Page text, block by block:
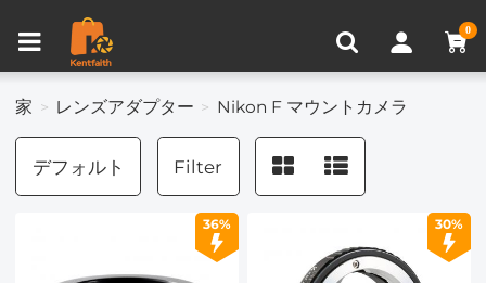
0
家 レンズアダプター Nikon F マウントカメラ
デフォルト Filter
36% 30%